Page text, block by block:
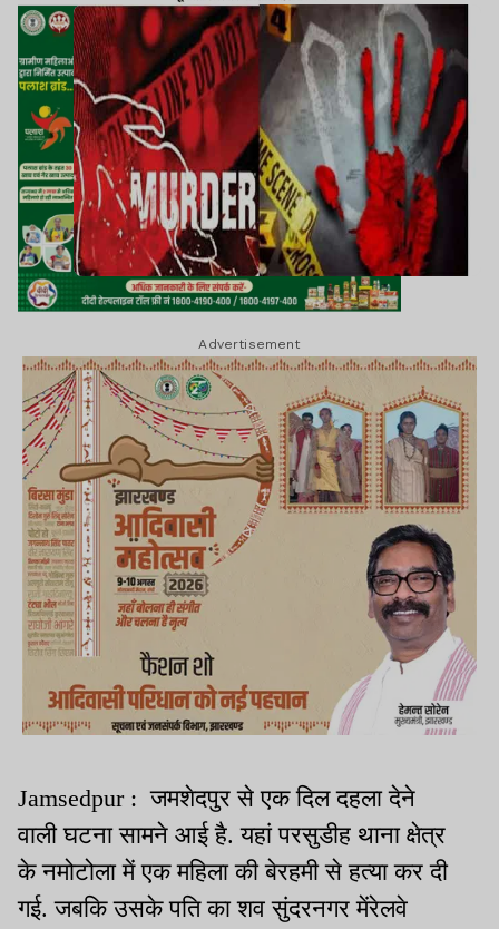
Advertisement
Jamsedpur : जमशेदपुर से एक दिल दहला देने
वाली घटना सामने आई है. यहां परसुडीह थाना क्षेत्र
के नमोटोला में एक महिला की बेरहमी से हत्या कर दी
गई. जबकि उसके पति का शव सुंदरनगर मेंरेलवे